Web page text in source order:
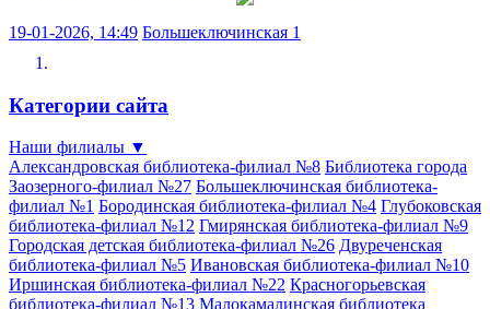
19-01-2026, 14:49 Большеключинская 1
Категории сайта
Наши филиалы ▼
Александровская библиотека-филиал №8 Библиотека города
Заозерного-филиал №27 Большеключинская библиотека-
филиал №1 Бородинская библиотека-филиал №4 Глубоковская
библиотека-филиал №12 Гмирянская библиотека-филиал №9
Городская детская библиотека-филиал №26 Двуреченская
библиотека-филиал №5 Ивановская библиотека-филиал №10
Иршинская библиотека-филиал №22 Красногорьевская
библиотека-филиал №13 Малокамалинская библиотека